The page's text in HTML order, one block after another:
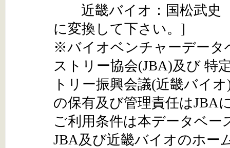
近畿バイオ：国松武史
に変換して下さい。]
※バイオベンチャーデータ
ストリー協会(JBA)及び 特
トリー振興会議(近畿バイ
の保有及び管理責任はJBA
ご利用条件は本データベー
JBA及び近畿バイオのホー